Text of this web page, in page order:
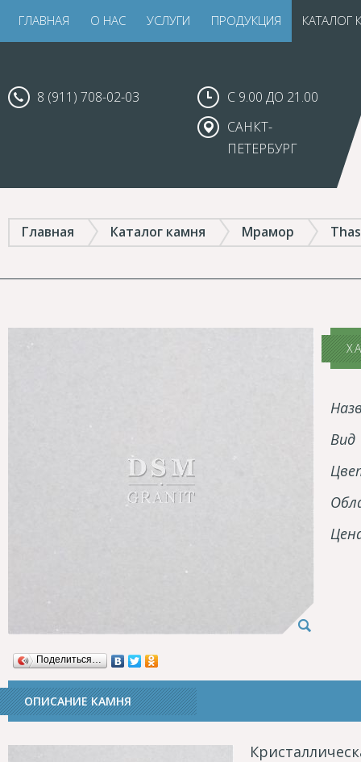
ГЛАВНАЯ О НАС УСЛУГИ ПРОДУКЦИЯ КАТАЛОГ
8 (911) 708-02-03
С 9.00 ДО 21.00
САНКТ-
ПЕТЕРБУРГ
Главная Каталог камня Мрамор
Вид
Поделиться…
ОПИСАНИЕ КАМНЯ